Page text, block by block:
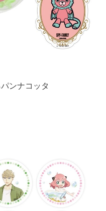
ンナコッタ